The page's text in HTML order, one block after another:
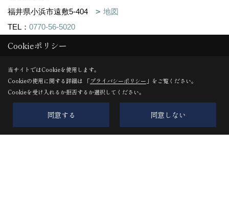
福井県小浜市遠敷5-404
地図
TEL： 0770-56-5020
FAX：0770-56-5021
＜定休日＞年中無休
TAMBASASAYAMA古民家リノベ店
〒669-2322
丹波篠山市呉服町59番15(デカンショ通)
地図
Cookieポリシー
当サイトではCookieを使用します。
Cookieの使用に関する詳細は 「プライバシーポリシー 」をご覧ください。
Cookieを受け入れるか拒否するか選択してください。
同意する 同意しない